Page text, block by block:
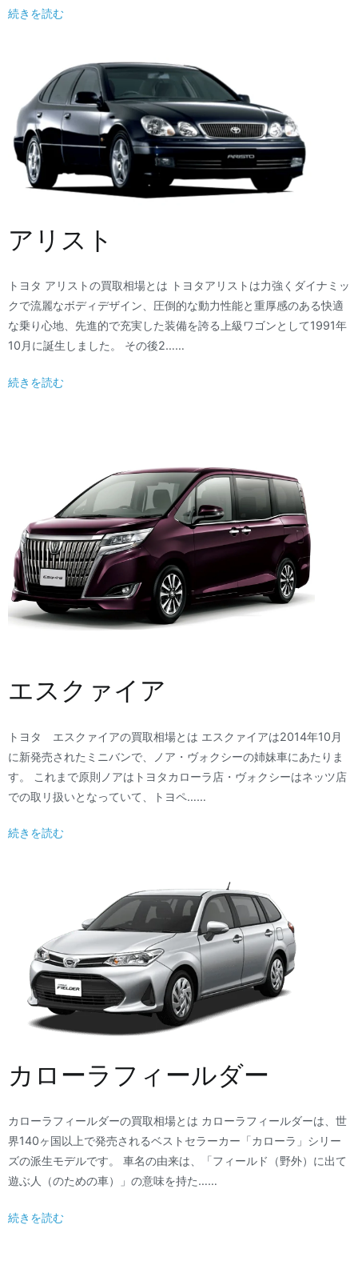
続きを読む
アリスト
トヨタ アリストの買取相場とは トヨタアリストは力強くダイナミッ
クで流麗なボディデザイン、圧倒的な動力性能と重厚感のある快適
な乗り心地、先進的で充実した装備を誇る上級ワゴンとして1991年
10月に誕生しました。 その後2……
続きを読む
エスクァイア
トヨタ エスクァイアの買取相場とは エスクァイアは2014年10月
に新発売されたミニバンで、ノア・ヴォクシーの姉妹車にあたりま
す。 これまで原則ノアはトヨタカローラ店・ヴォクシーはネッツ店
での取リ扱いとなっていて、トヨペ……
続きを読む
カローラフィールダー
カローラフィールダーの買取相場とは カローラフィールダーは、世
界140ヶ国以上で発売されるベストセラーカー「カローラ」シリー
ズの派生モデルです。 車名の由来は、「フィールド（野外）に出て
遊ぶ人（のための車）」の意味を持た……
続きを読む